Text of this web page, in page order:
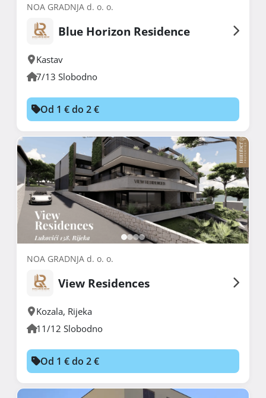
NOA GRADNJA d. o. o.
Blue Horizon Residence
Kastav
7/13 Slobodno
Od 1 € do 2 €
NOA GRADNJA d. o. o.
View Residences
Kozala, Rijeka
11/12 Slobodno
Od 1 € do 2 €